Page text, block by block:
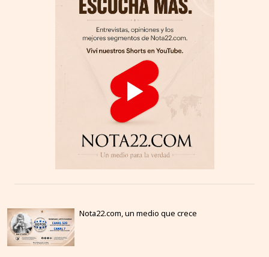
Nota22.com, un medio que crece